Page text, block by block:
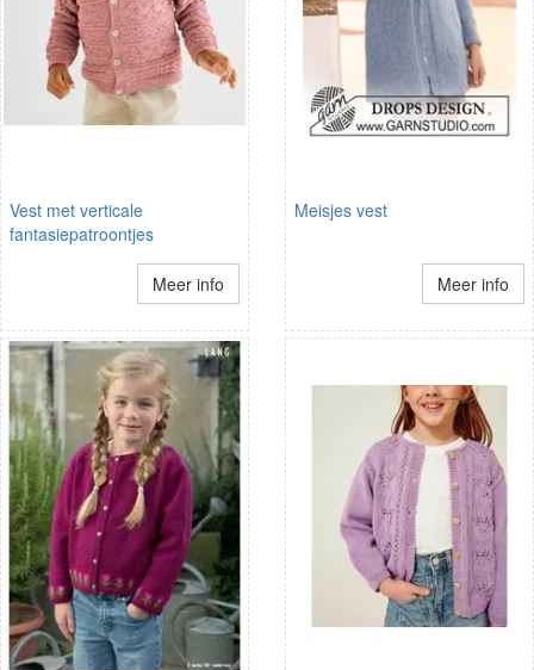
Vest met verticale
fantasiepatroontjes
Meer info
Meisjes vest
Meer info